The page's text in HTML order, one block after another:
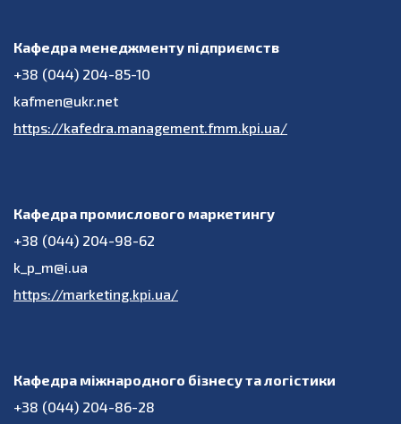
Кафедра менеджменту підприємств
+38 (044) 204-85-10
kafmen@ukr.net
https://kafedra.management.fmm.kpi.ua/
Кафедра промислового маркетингу
+38 (044) 204-98-62
k_p_m@i.ua
https://marketing.kpi.ua/
Кафедра міжнародного бізнесу та логістики
+38 (044) 204-86-28